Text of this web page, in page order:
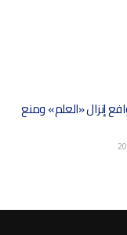
إنزال «العلم» ومنع